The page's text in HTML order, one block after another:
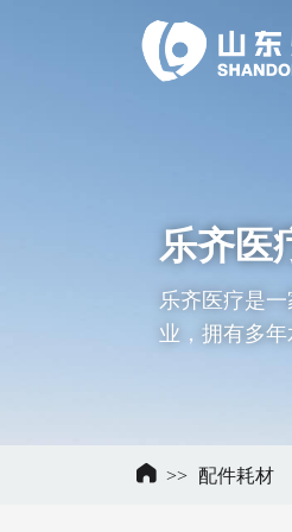
乐齐医
乐齐医疗是
业，拥有多年
 >> 配件耗材